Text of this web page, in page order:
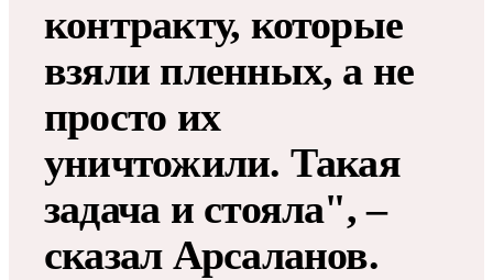
контракту, которые
взяли пленных, а не
просто их
уничтожили. Такая
задача и стояла", –
сказал Арсаланов.